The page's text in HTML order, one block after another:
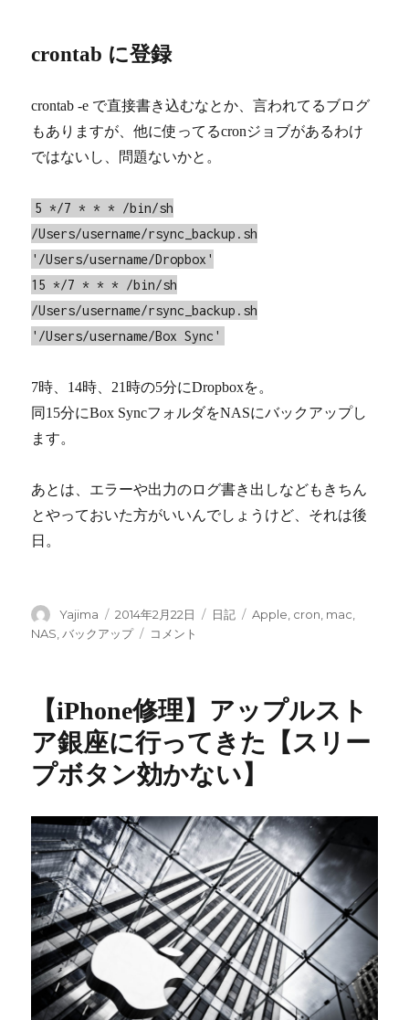
crontab に登録
crontab -e で直接書き込むなとか、言われてるブログ
もありますが、他に使ってるcronジョブがあるわけ
ではないし、問題ないかと。
5 */7 * * * /bin/sh
/Users/username/rsync_backup.sh
'/Users/username/Dropbox'
15 */7 * * * /bin/sh
/Users/username/rsync_backup.sh
'/Users/username/Box Sync'
7時、14時、21時の5分にDropboxを。
同15分にBox SyncフォルダをNASにバックアップし
ます。
あとは、エラーや出力のログ書き出しなどもきちん
とやっておいた方がいいんでしょうけど、それは後
日。
投
稿
Yajima
投
稿
2014年2月22日
カ
日記
タ
Apple, cron, mac,
NAS,バックアップ
Mac
ク
ア
ッ
プ
を
使
っ
て
NAS
に
保
存
し
コメント
【iPhone修理】アップルスト
ア銀座に行ってきた【スリー
プボタン効かない】